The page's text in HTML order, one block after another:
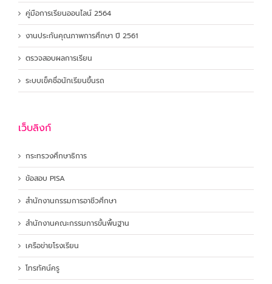
คู่มือการเรียนออนไลน์ 2564
งานประกันคุณภาพการศึกษา ปี 2561
ตรวจสอบผลการเรียน
ระบบเข็คชื่อนักเรียนขึ้นรถ
เว็บลิงก์
กระทรวงศึกษาธิการ
ข้อสอบ PISA
สำนักงานกรรมการอาชีวศึกษา
สำนักงานคณะกรรมการขั้นพื้นฐาน
เครือข่ายโรงเรียน
โทรทัศน์ครู